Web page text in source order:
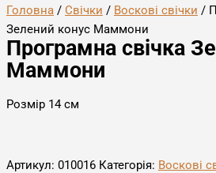
Головна / Свічки / Воскові свічки /
Зелений конус Маммони
Програмна свічка
Маммони
Розмір 14 см
Артикул: 010016 Категорія: Воскові